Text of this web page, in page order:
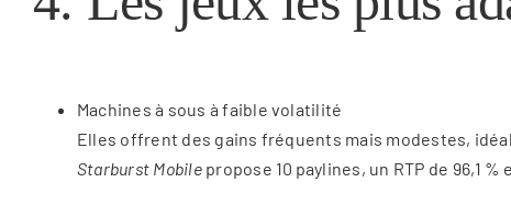
Machines à sous à faible volatilité
Elles offrent des gains fréquents mais modestes,
Starburst Mobilepropose 10 paylines, un RTP de 96,1